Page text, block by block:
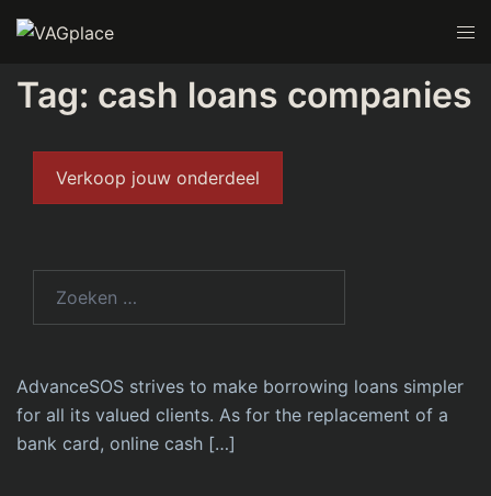
Tag: cash loans companies
Without Driving Yourself
Loopy
AdvanceSOS strives to make borrowing loans simpler
for all its valued clients. As for the replacement of a
bank card, online cash […]
Verkoop jouw onderdeel